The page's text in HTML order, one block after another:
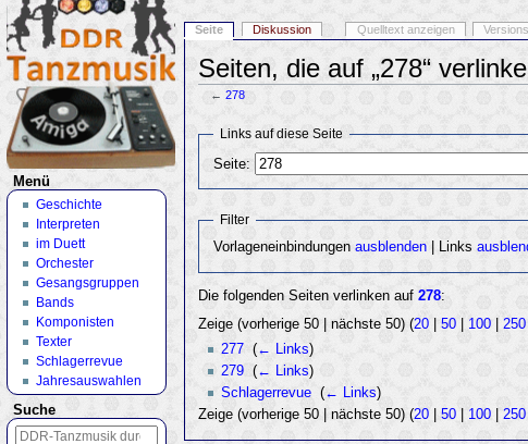
Seiten, die auf „278“
← 278
Links auf diese Seite
Seite:
Filter
Vorlageneinbindungen ausblenden| Links
Die folgenden Seiten verlinken auf278:
Zeige (vorherige 50 | nächste 50) (20 |50 100 250
277‎ (← Links)
279‎ (← Links)
Schlagerrevue‎ (← Links)
Zeige (vorherige 50 | nächste 50) (20 |50 100 |250
Seite Diskussion Quelltext anzeigen
Menü
Geschichte
Interpreten
im Duett
Orchester
Gesangsgruppen
Bands
Komponisten
Texter
Schlagerrevue
Jahresauswahlen
Suche